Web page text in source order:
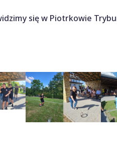
się w Piotrkowie